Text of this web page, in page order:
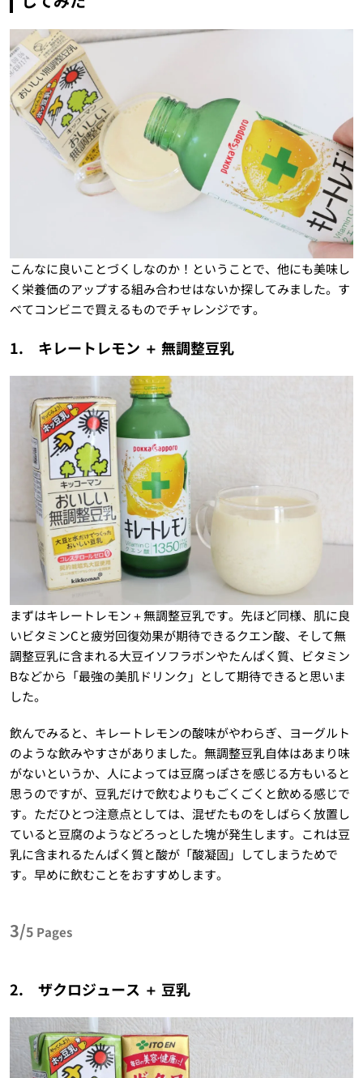
こんなに良いことづくしなのか！ということで、他にも美味し
く栄養価のアップする組み合わせはないか探してみました。す
べてコンビニで買えるものでチャレンジです。
1. キレートレモン ＋ 無調整豆乳
まずはキレートレモン＋無調整豆乳です。先ほど同様、肌に良
いビタミンCと疲労回復効果が期待できるクエン酸、そして無
調整豆乳に含まれる大豆イソフラボンやたんぱく質、ビタミン
Bなどから「最強の美肌ドリンク」として期待できると思いま
した。
飲んでみると、キレートレモンの酸味がやわらぎ、ヨーグルト
のような飲みやすさがありました。無調整豆乳自体はあまり味
がないというか、人によっては豆腐っぽさを感じる方もいると
思うのですが、豆乳だけで飲むよりもごくごくと飲める感じで
す。ただひとつ注意点としては、混ぜたものをしばらく放置し
ていると豆腐のようなどろっとした塊が発生します。これは豆
乳に含まれるたんぱく質と酸が「酸凝固」してしまうためで
す。早めに飲むことをおすすめします。
3/5 Pages
2. ザクロジュース ＋ 豆乳